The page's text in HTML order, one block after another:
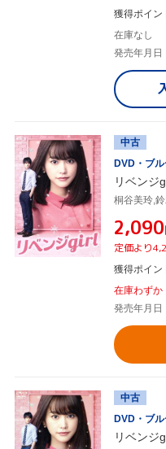
獲得ポイン
在庫なし
発売年月
中古
DVD・ブ
リベンジ
¥2,090
定価より
獲得ポイン
在庫わずか
発売年月日
中古
DVD・ブ
リベンジ